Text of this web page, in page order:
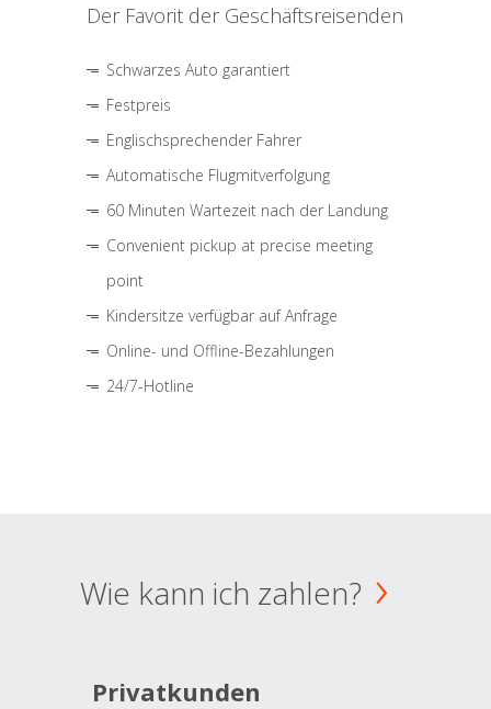
Der Favorit der Geschäftsreisenden
Schwarzes Auto garantiert
Festpreis
Englischsprechender Fahrer
Automatische Flugmitverfolgung
60 Minuten Wartezeit nach der Landung
Convenient pickup at precise meeting
point
Kindersitze verfügbar auf Anfrage
Online- und Offline-Bezahlungen
24/7-Hotline
Wie kann ich zahlen?
Privatkunden